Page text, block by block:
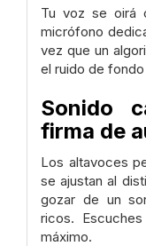
Tu voz se oirá
micrófono
vez que un
el ruido de
Sonido
firma de
Los altavoces
se ajustan al
gozar de un
ricos.
máximo.